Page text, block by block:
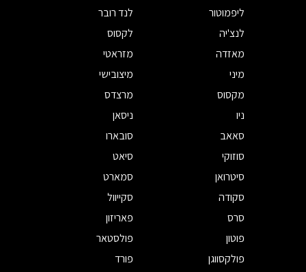
ליפמוטור
לנד רובר
לנצ'יה
לקסוס
מאזדה
מזראטי
מיני
מיצובישי
מקסוס
מרצדס
ניו
ניסאן
סאאב
סובארו
סוזוקי
סיאט
סיטרואן
סמארט
סקודה
סקייוול
סרס
פאריזון
פוטון
פולסטאר
פולקסווגן
פורד